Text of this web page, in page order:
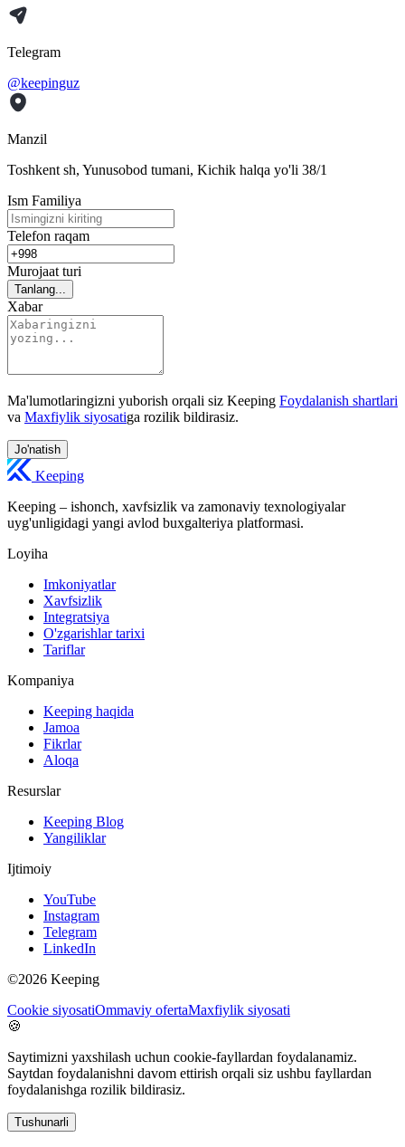
Telegram
@keepinguz
Manzil
Toshkent sh, Yunusobod tumani, Kichik halqa yo'li 38/1
Ism Familiya
Telefon raqam
Murojaat turi
Tanlang...
Xabar
Ma'lumotlaringizni yuborish orqali siz Keeping Foydalanish shartlari
va Maxfiylik siyosatiga rozilik bildirasiz.
Jo'natish
Keeping
Keeping – ishonch, xavfsizlik va zamonaviy texnologiyalar
uyg'unligidagi yangi avlod buxgalteriya platformasi.
Loyiha
Imkoniyatlar
Xavfsizlik
Integratsiya
O'zgarishlar tarixi
Tariflar
Kompaniya
Keeping haqida
Jamoa
Fikrlar
Aloqa
Resurslar
Keeping Blog
Yangiliklar
Ijtimoiy
YouTube
Instagram
Telegram
LinkedIn
©2026 Keeping
Cookie siyosatiOmmaviy ofertaMaxfiylik siyosati
🍪
Saytimizni yaxshilash uchun cookie-fayllardan foydalanamiz.
Saytdan foydalanishni davom ettirish orqali siz ushbu fayllardan
foydalanishga rozilik bildirasiz.
Tushunarli